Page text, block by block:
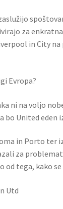
za
in City
Evropa?
ni na voljo
bo United eden
in Porto ter
za
od tega, kako
Utd